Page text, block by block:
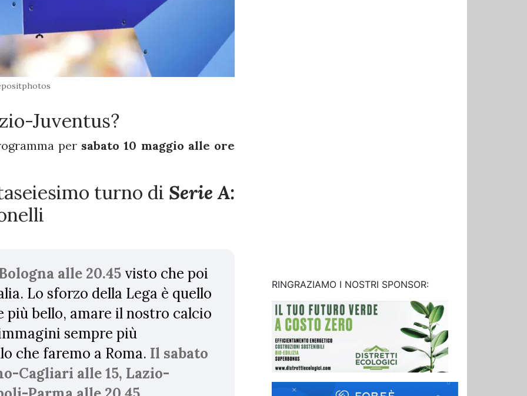
Juventus?
per sabato 10 maggio alle ore
turno di Serie A:
alle 20.45 visto che poi
Lo sforzo della Lega è quello
bello, amare il nostro calcio
sempre più
che faremo a Roma. Il sabato
Cagliari alle 15, Lazio-
RINGRAZIAMO I NOSTRI SPONSOR: